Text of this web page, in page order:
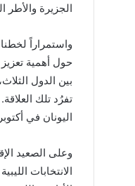
الجزيرة والأطر
واستمراراً
حول أهمية تعزيز
بين الدول
تفرُد تلك
اليونان في أكتوبر 2021.
وعلى الصعيد
الانتخابات